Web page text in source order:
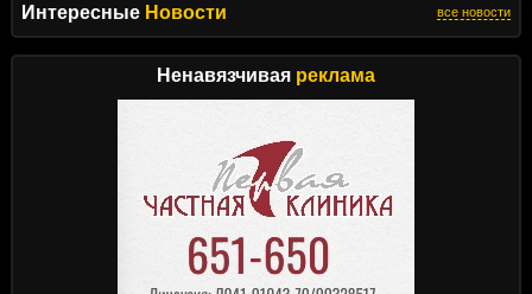
Интересные Новости все новости
Ненавязчивая реклама